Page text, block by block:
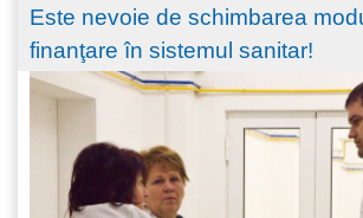
Este nevoie de schimbarea
finanţare în sistemul sanitar!